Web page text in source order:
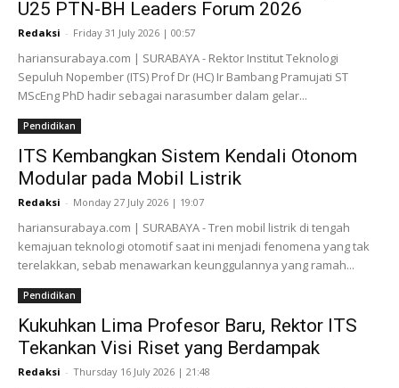
U25 PTN-BH Leaders Forum 2026
Redaksi - Friday 31 July 2026 | 00:57
hariansurabaya.com | SURABAYA - Rektor Institut Teknologi
Sepuluh Nopember (ITS) Prof Dr (HC) Ir Bambang Pramujati ST
MScEng PhD hadir sebagai narasumber dalam gelar...
Pendidikan
ITS Kembangkan Sistem Kendali Otonom
Modular pada Mobil Listrik
Redaksi - Monday 27 July 2026 | 19:07
hariansurabaya.com | SURABAYA - Tren mobil listrik di tengah
kemajuan teknologi otomotif saat ini menjadi fenomena yang tak
terelakkan, sebab menawarkan keunggulannya yang ramah...
Pendidikan
Kukuhkan Lima Profesor Baru, Rektor ITS
Tekankan Visi Riset yang Berdampak
Redaksi - Thursday 16 July 2026 | 21:48